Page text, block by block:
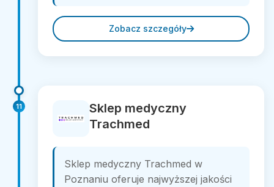
Zobacz szczegóły
11
Sklep medyczny
Trachmed
Sklep medyczny Trachmed w
Poznaniu oferuje najwyższej jakości